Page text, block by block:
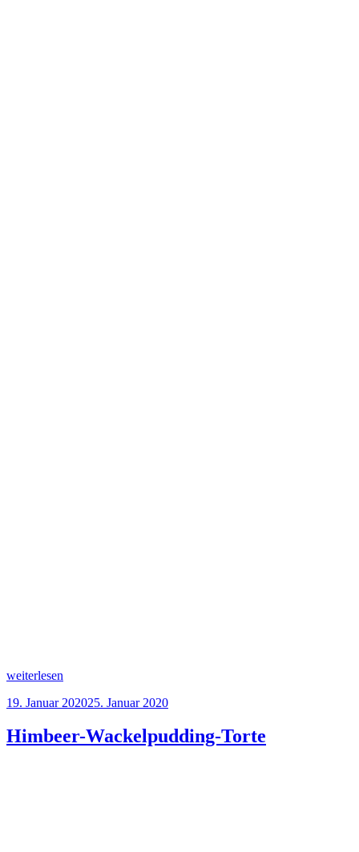
„Birne-
Torte“
weiterlesen
Veröffentlicht
19. Januar 202025. Januar 2020
Himbeer-Wackelpudding-Torte